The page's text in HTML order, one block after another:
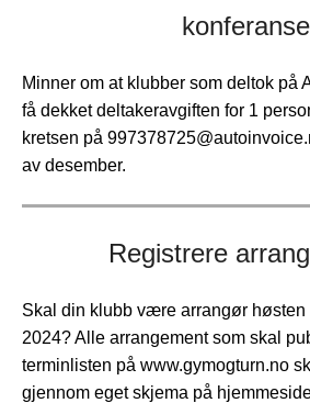
konferanse
Minner om at klubber som deltok på
få dekket deltakeravgiften for 1
kretsen på
av desember.
Registrere
Skal din klubb være arrangør høsten
2024? Alle arrangement som skal
terminlisten på www.gymogturn.no
gjennom eget skjema på